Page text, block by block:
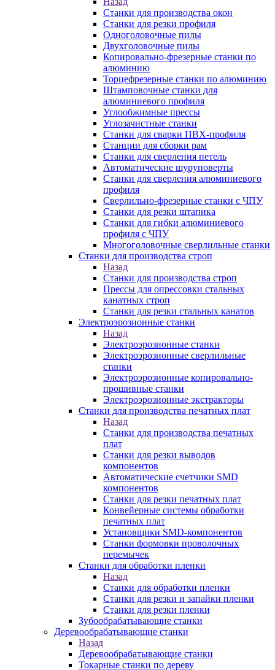
Станки для производства окон
Станки для резки профиля
Одноголовочные пилы
Двухголовочные пилы
Копировально-фрезерные станки по
алюминию
Торцефрезерные станки по алюминию
Штамповочные станки для
алюминиевого профиля
Углообжимные прессы
Углозачистные станки
Станки для сварки ПВХ-профиля
Станции для сборки рам
Станки для сверления петель
Автоматические шуруповерты
Станки для сверления алюминиевого
профиля
Сверлильно-фрезерные станки с ЧПУ
Станки для резки штапика
Станки для гибки алюминиевого
профиля с ЧПУ
Многоголовочные сверлильные станки
Станки для производства строп
Назад
Станки для производства строп
Прессы для опрессовки стальных
канатных строп
Станки для резки стальных канатов
Электроэрозионные станки
Назад
Электроэрозионные станки
Электроэрозионные сверлильные
станки
Электроэрозионные копировально-
прошивные станки
Электроэрозионные экстракторы
Станки для производства печатных плат
Назад
Станки для производства печатных
плат
Станки для резки выводов
компонентов
Автоматические счетчики SMD
компонентов
Станки для резки печатных плат
Конвейерные системы обработки
печатных плат
Установщики SMD-компонентов
Станки формовки проволочных
перемычек
Станки для обработки пленки
Назад
Станки для обработки пленки
Станки для резки и запайки пленки
Станки для резки пленки
Зубообрабатывающие станки
Деревообрабатывающие станки
Назад
Деревообрабатывающие станки
Токарные станки по дереву